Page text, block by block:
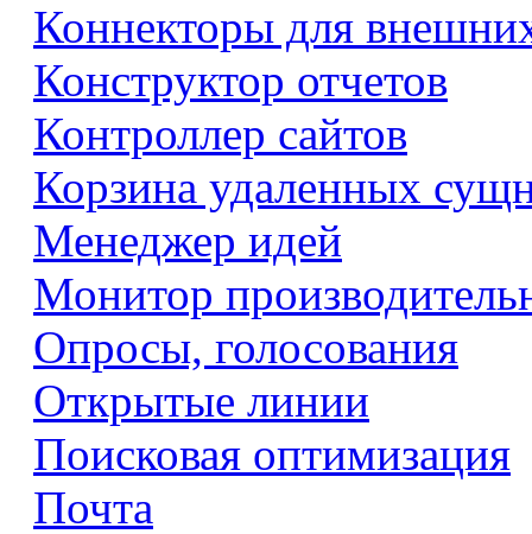
Коннекторы для
Конструктор отчетов
Контроллер сайтов
Корзина удаленных
Менеджер идей
Монитор
Опросы, голосования
Открытые линии
Поисковая оптимизация
Почта